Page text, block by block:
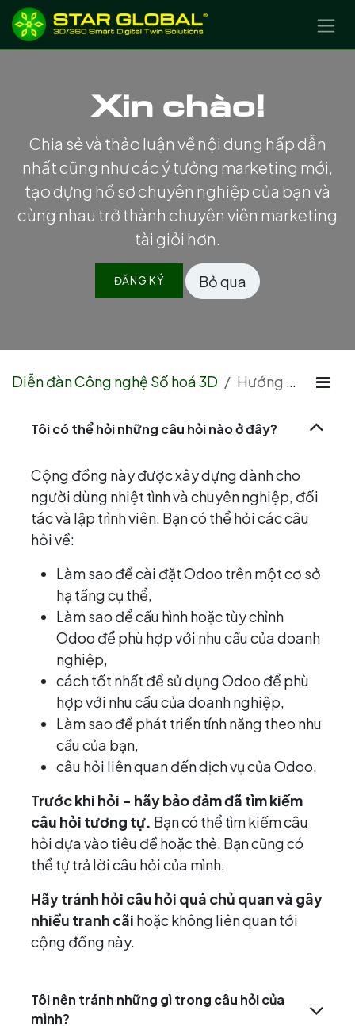
BỎ QUA ĐỂ ĐẾN NỘI DUNG
Xin chào!
Chia sẻ và thảo luận về nội dung hấp dẫn
nhất cũng như các ý tưởng marketing mới,
tạo dựng hồ sơ chuyên nghiệp của bạn và
cùng nhau trở thành chuyên viên marketing
tài giỏi hơn.
ĐĂNG KÝ Bỏ qua
Diễn đàn Công nghệ Số hoá 3D Hướng dẫn
Tôi có thể hỏi những câu hỏi nào ở đây?
Cộng đồng này được xây dựng dành cho
người dùng nhiệt tình và chuyên nghiệp, đối
tác và lập trình viên. Bạn có thể hỏi các câu
hỏi về:
Làm sao để cài đặt Odoo trên một cơ sở
hạ tầng cụ thể,
Làm sao để cấu hình hoặc tùy chỉnh
Odoo để phù hợp với nhu cầu của doanh
nghiệp,
cách tốt nhất để sử dụng Odoo để phù
hợp với nhu cầu của doanh nghiệp,
Làm sao để phát triển tính năng theo nhu
cầu của bạn,
câu hỏi liên quan đến dịch vụ của Odoo.
Trước khi hỏi - hãy bảo đảm đã tìm kiếm
câu hỏi tương tự. Bạn có thể tìm kiếm câu
hỏi dựa vào tiêu đề hoặc thẻ. Bạn cũng có
thể tự trả lời câu hỏi của mình.
Hãy tránh hỏi câu hỏi quá chủ quan và gây
nhiều tranh cãi hoặc không liên quan tới
cộng đồng này.
Tôi nên tránh những gì trong câu hỏi của
mình?